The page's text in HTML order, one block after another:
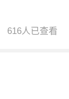
616人已查看